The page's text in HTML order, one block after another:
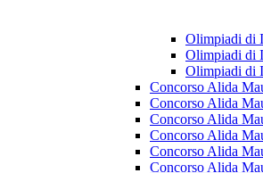
Olimpiadi di
Olimpiadi di
Olimpiadi di
Concorso Alida
Concorso Alida
Concorso Alida
Concorso Alida
Concorso Alida
Concorso Alida